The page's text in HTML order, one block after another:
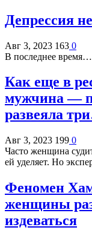
Депрессия
Авг 3, 2023 163 0
В последнее время…
Как еще в
мужчина —
развеяла
Авг 3, 2023 199 0
Часто женщина
ей уделяет. Но
Феномен
женщины
издеваться